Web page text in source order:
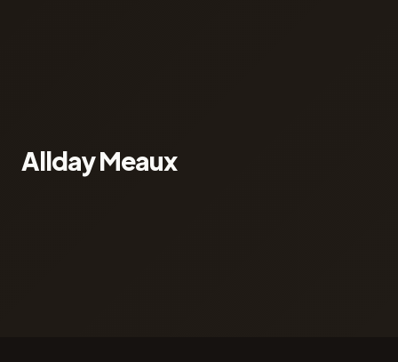
Allday Meaux